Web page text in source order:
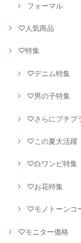
フォーマル
♡人気商品
♡特集
♡デニム特集
♡男の子特集
♡さらにプチプ
♡この夏大活躍
♡白ワンピ特集
♡お花特集
♡モノトーンコ
♡モニター価格